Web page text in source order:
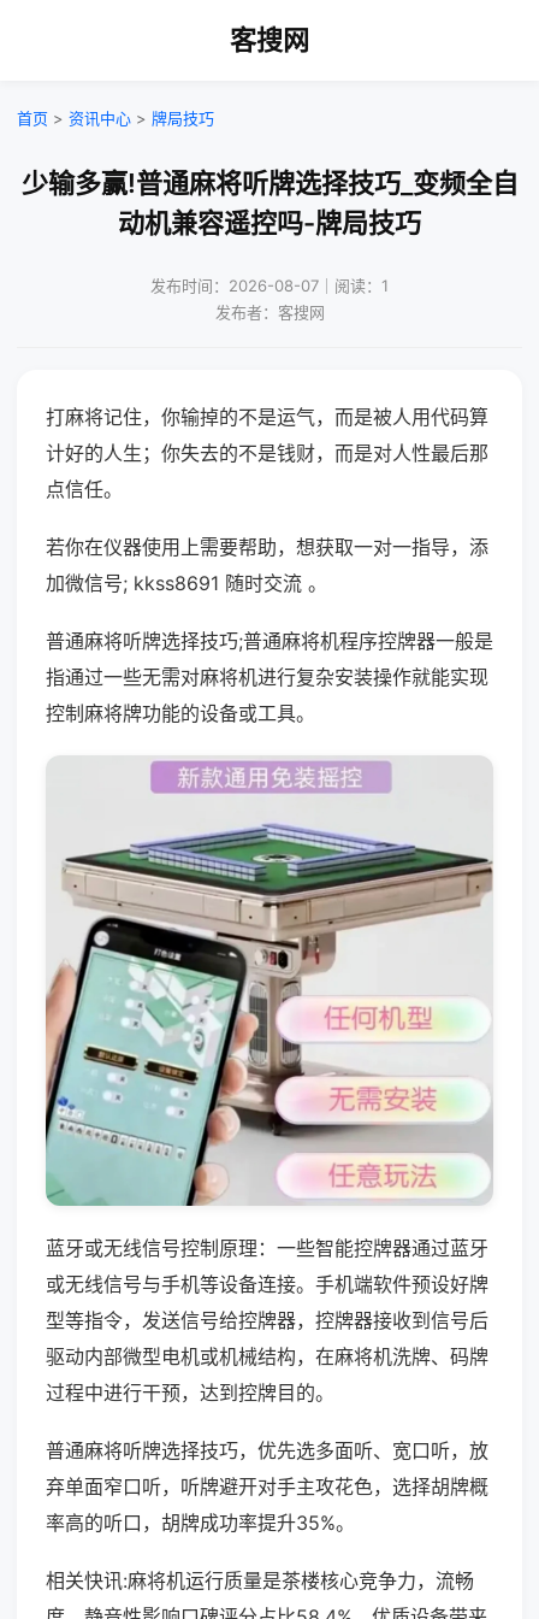
客搜网
首页 > 资讯中心 > 牌局技巧
少输多赢!普通麻将听牌选择技巧_变频全自
动机兼容遥控吗-牌局技巧
发布时间：2026-08-07｜阅读：1
发布者：客搜网
打麻将记住，你输掉的不是运气，而是被人用代码算
计好的人生；你失去的不是钱财，而是对人性最后那
点信任。
若你在仪器使用上需要帮助，想获取一对一指导，添
加微信号; kkss8691 随时交流 。
普通麻将听牌选择技巧;普通麻将机程序控牌器一般是
指通过一些无需对麻将机进行复杂安装操作就能实现
控制麻将牌功能的设备或工具。
蓝牙或无线信号控制原理：一些智能控牌器通过蓝牙
或无线信号与手机等设备连接。手机端软件预设好牌
型等指令，发送信号给控牌器，控牌器接收到信号后
驱动内部微型电机或机械结构，在麻将机洗牌、码牌
过程中进行干预，达到控牌目的。
普通麻将听牌选择技巧，优先选多面听、宽口听，放
弃单面窄口听，听牌避开对手主攻花色，选择胡牌概
率高的听口，胡牌成功率提升35%。
相关快讯:麻将机运行质量是茶楼核心竞争力，流畅